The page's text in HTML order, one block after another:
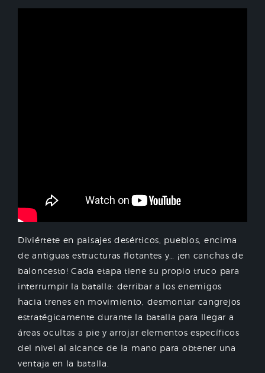
Diviértete en paisajes desérticos, pueblos, encima
de antiguas estructuras flotantes y… ¡en canchas de
baloncesto! Cada etapa tiene su propio truco para
interrumpir la batalla: derribar a los enemigos
hacia trenes en movimiento, desmontar cangrejos
estratégicamente durante la batalla para llegar a
áreas ocultas a pie y arrojar elementos específicos
del nivel al alcance de la mano para obtener una
ventaja en la batalla.